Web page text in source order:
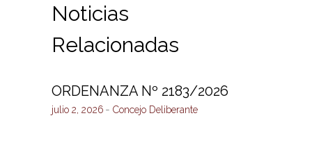
Noticias
Relacionadas
ORDENANZA Nº 2183/2026
julio 2, 2026 Concejo Deliberante